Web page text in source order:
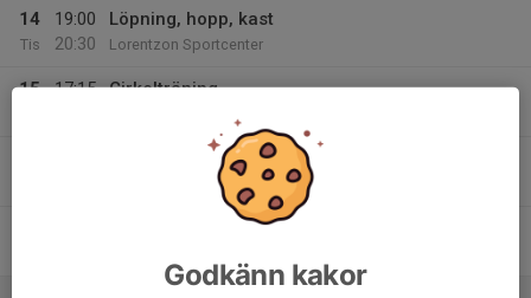
14
Tis
19:00
20:30
Löpning, hopp, kast
Lorentzon Sportcenter
15
17:15
Cirkelträning
Löpning, hopp
Lorentzon Sportcenter
Godkänn kakor